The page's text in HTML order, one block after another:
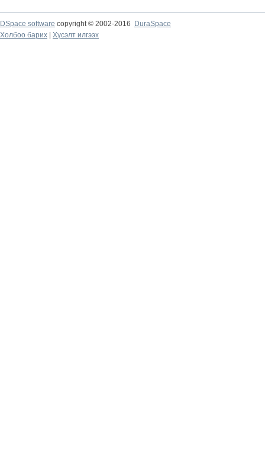
DSpace software copyright © 2002-2016
DuraSpace
Холбоо барих
Хүсэлт илгээх